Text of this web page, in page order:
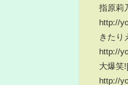
指原莉
http://
きた
http://
大爆笑
http://